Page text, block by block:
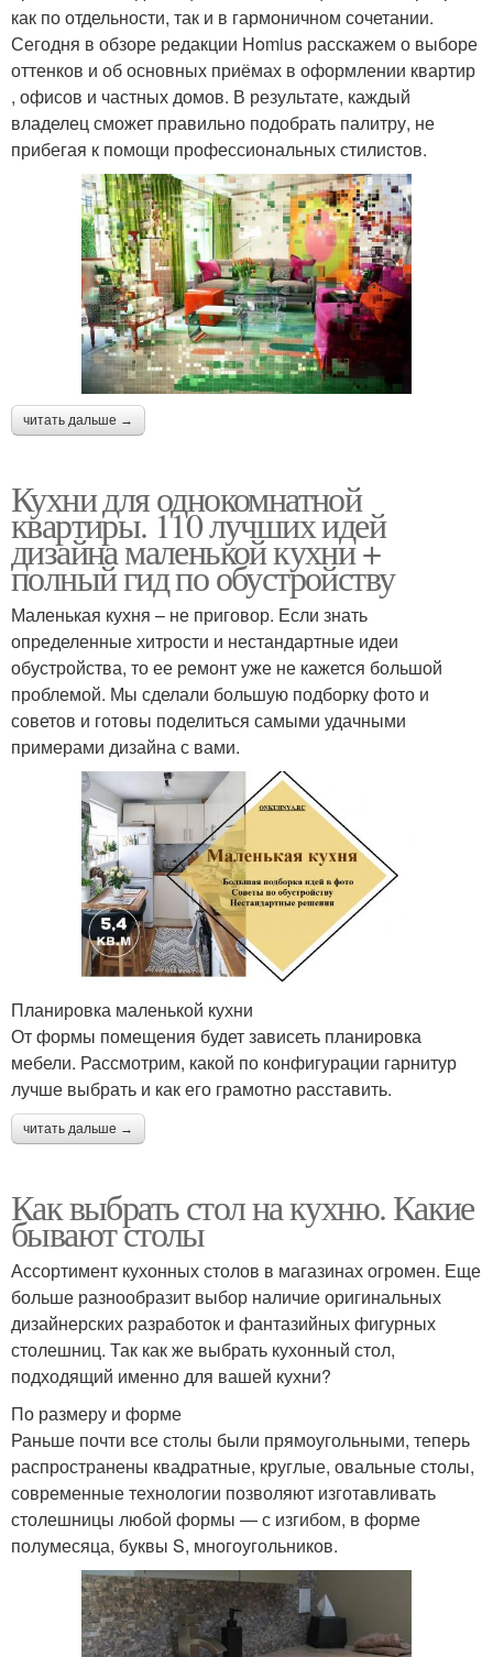
как по отдельности, так и в гармоничном сочетании.
Сегодня в обзоре редакции Homius расскажем о выборе
оттенков и об основных приёмах в оформлении квартир
, офисов и частных домов. В результате, каждый
владелец сможет правильно подобрать палитру, не
прибегая к помощи профессиональных стилистов.
читать дальше →
Кухни для однокомнатной
квартиры. 110 лучших идей
дизайна маленькой кухни +
полный гид по обустройству
Маленькая кухня – не приговор. Если знать
определенные хитрости и нестандартные идеи
обустройства, то ее ремонт уже не кажется большой
проблемой. Мы сделали большую подборку фото и
советов и готовы поделиться самыми удачными
примерами дизайна с вами.
Планировка маленькой кухни
От формы помещения будет зависеть планировка
мебели. Рассмотрим, какой по конфигурации гарнитур
лучше выбрать и как его грамотно расставить.
читать дальше →
Как выбрать стол на кухню. Какие
бывают столы
Ассортимент кухонных столов в магазинах огромен. Еще
больше разнообразит выбор наличие оригинальных
дизайнерских разработок и фантазийных фигурных
столешниц. Так как же выбрать кухонный стол,
подходящий именно для вашей кухни?
По размеру и форме
Раньше почти все столы были прямоугольными, теперь
распространены квадратные, круглые, овальные столы,
современные технологии позволяют изготавливать
столешницы любой формы — с изгибом, в форме
полумесяца, буквы S, многоугольников.